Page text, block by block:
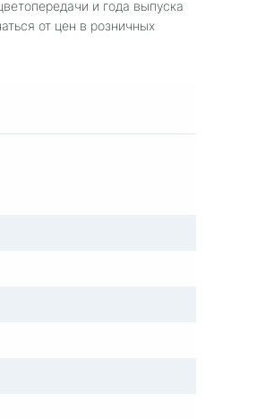
и года выпуска
от цен в розничных